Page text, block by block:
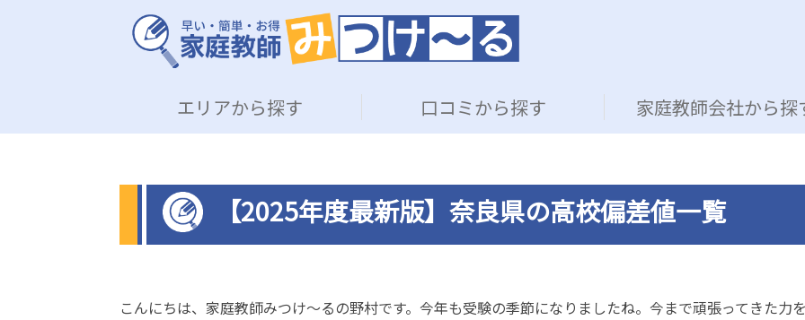
エリアから探す 口コミから探す 家庭教師会社から探
【2025年度最新版】奈良県の高校偏差値一覧
こんにちは、家庭教師みつけ～るの野村です。今年も受験の季節になりましたね。今まで頑張ってきた力